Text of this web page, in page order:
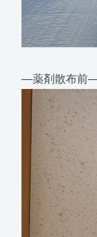
―薬剤散布前